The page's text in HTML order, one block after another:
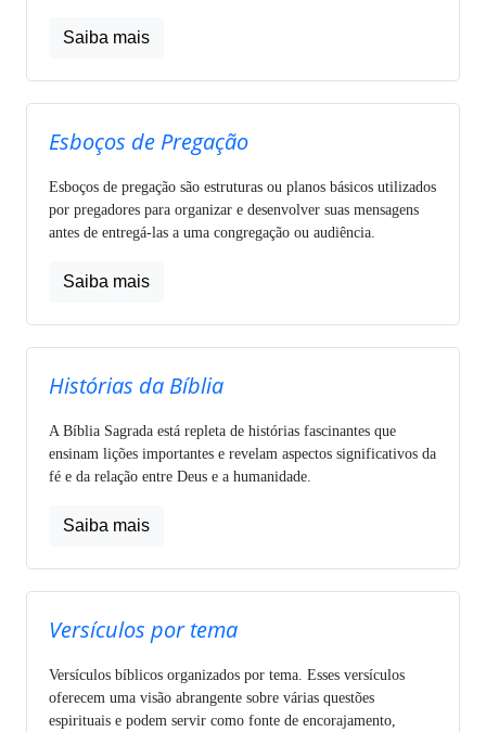
Saiba mais
Esboços de Pregação
Esboços de pregação são estruturas ou planos básicos utilizados
por pregadores para organizar e desenvolver suas mensagens
antes de entregá-las a uma congregação ou audiência.
Saiba mais
Histórias da Bíblia
A Bíblia Sagrada está repleta de histórias fascinantes que
ensinam lições importantes e revelam aspectos significativos da
fé e da relação entre Deus e a humanidade.
Saiba mais
Versículos por tema
Versículos bíblicos organizados por tema. Esses versículos
oferecem uma visão abrangente sobre várias questões
espirituais e podem servir como fonte de encorajamento,